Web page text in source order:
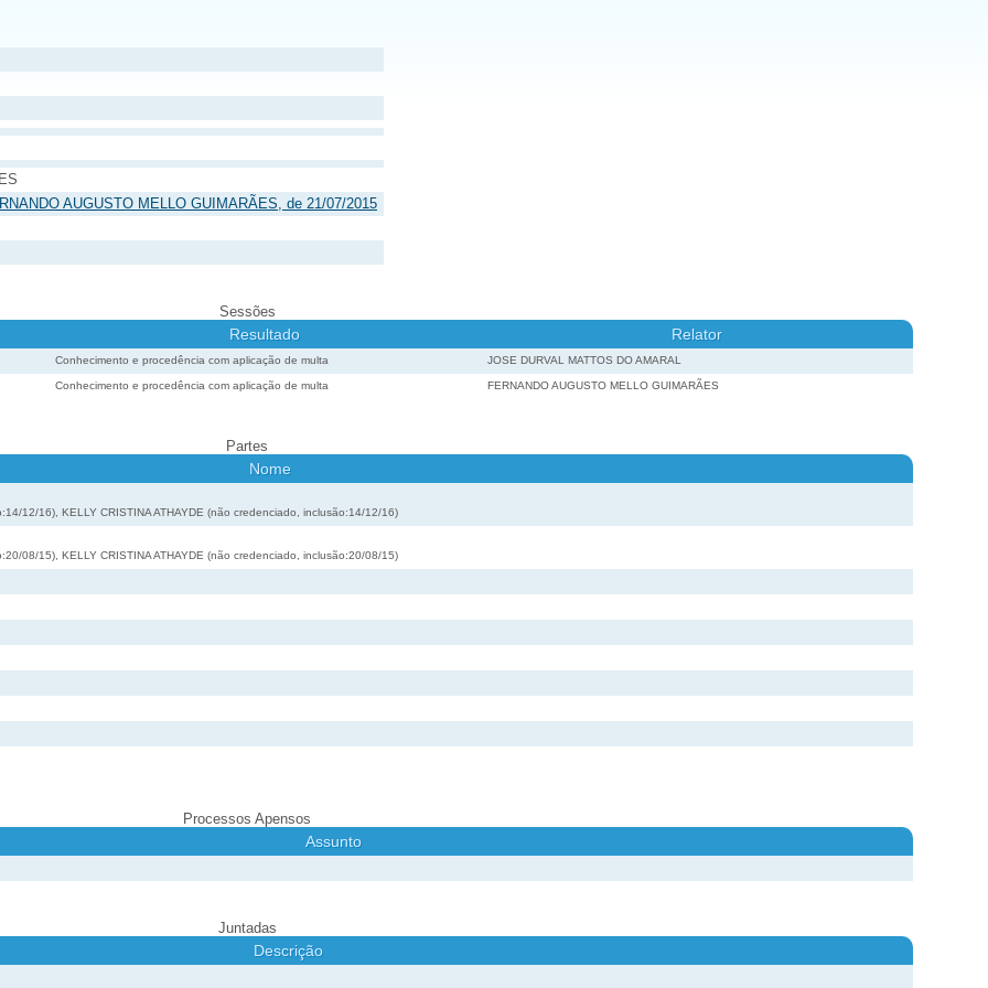
AUGUSTO MELLO GUIMARÃES, de 21/07/2015
Sessões
Resultado Relator
Conhecimento e procedência com aplicação de multa JOSE DURVAL MATTOS DO AMARAL
Conhecimento e procedência com aplicação de multa FERNANDO AUGUSTO MELLO GUIMARÃES
Partes
Nome
12/16), KELLY CRISTINA ATHAYDE (não credenciado, inclusão:14/12/16)
08/15), KELLY CRISTINA ATHAYDE (não credenciado, inclusão:20/08/15)
Processos Apensos
Assunto
Juntadas
Descrição